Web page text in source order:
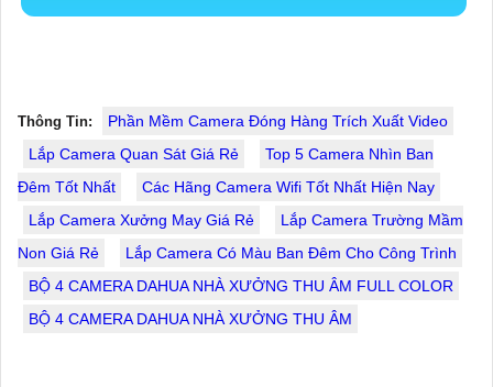
Thông Tin:
Phần Mềm Camera Đóng Hàng Trích Xuất Video
Lắp Camera Quan Sát Giá Rẻ
Top 5 Camera Nhìn Ban
Đêm Tốt Nhất
Các Hãng Camera Wifi Tốt Nhất Hiện Nay
Lắp Camera Xưởng May Giá Rẻ
Lắp Camera Trường Mầm
Non Giá Rẻ
Lắp Camera Có Màu Ban Đêm Cho Công Trình
BỘ 4 CAMERA DAHUA NHÀ XƯỞNG THU ÂM FULL COLOR
BỘ 4 CAMERA DAHUA NHÀ XƯỞNG THU ÂM